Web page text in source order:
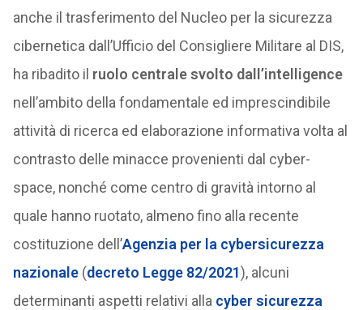
anche il trasferimento del Nucleo per la sicurezza
cibernetica dall’Ufficio del Consigliere Militare al DIS,
ha ribadito il ruolo centrale svolto dall’intelligence
nell’ambito della fondamentale ed imprescindibile
attività di ricerca ed elaborazione informativa volta al
contrasto delle minacce provenienti dal cyber-
space, nonché come centro di gravità intorno al
quale hanno ruotato, almeno fino alla recente
costituzione dell’Agenzia per la cybersicurezza
nazionale(decreto Legge 82/2021), alcuni
determinanti aspetti relativi alla cyber sicurezza